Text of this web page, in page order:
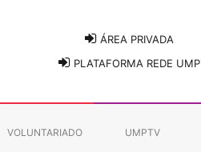
ÁREA PRIVADA
PLATAFORMA REDE UMP
VOLUNTARIADO UMPTV